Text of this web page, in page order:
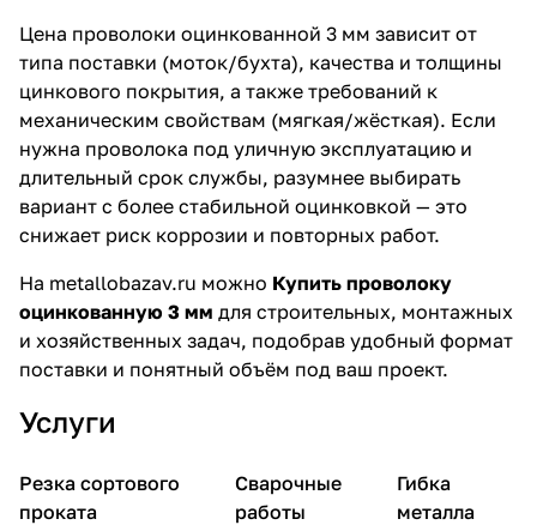
Цена проволоки оцинкованной 3 мм зависит от
типа поставки (моток/бухта), качества и толщины
цинкового покрытия, а также требований к
механическим свойствам (мягкая/жёсткая). Если
нужна проволока под уличную эксплуатацию и
длительный срок службы, разумнее выбирать
вариант с более стабильной оцинковкой — это
снижает риск коррозии и повторных работ.
На metallobazav.ru можно Купить проволоку
оцинкованную 3 мм для строительных, монтажных
и хозяйственных задач, подобрав удобный формат
поставки и понятный объём под ваш проект.
Услуги
Резка сортового
проката
Сварочные
работы
Гибка
металла